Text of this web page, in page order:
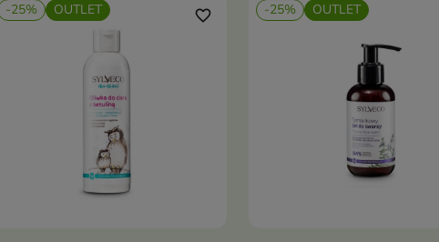
terwijl de huid intensief wordt
gehydrateerd en beschermd
tegen foto-oxidatieve stress.
tegen de negatieve
de teint de hele dag fris,
comfortabel aanvoelt.
-25% OUTLET favorite_border -25% OUTLET